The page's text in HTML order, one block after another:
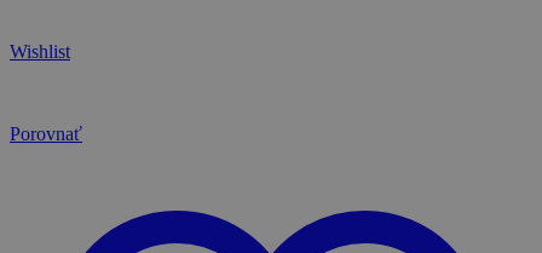
Wishlist
Porovnať